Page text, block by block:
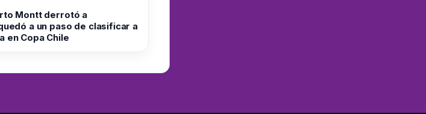
Montt derrotó a
a un paso de clasificar a
en Copa Chile